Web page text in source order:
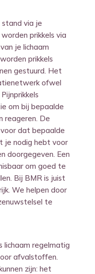
via je
prikkels via
je lichaam
prikkels
gestuurd. Het
ofwel
om bij bepaalde
reageren. De
dat bepaalde
je nodig hebt voor
doorgegeven. Een
om goed te
Bij BMR is juist
We helpen door
te
lichaam regelmatig
afvalstoffen.
zijn: het